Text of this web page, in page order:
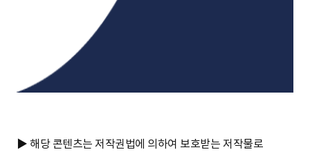
▶ 해당 콘텐츠는 저작권법에 의하여 보호받는 저작물로